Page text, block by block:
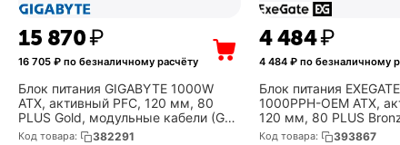
15 870₽
16 705 ₽ по безналичному расчёту
Блок питания GIGABYTE 1000W
ATX, активный PFC, 120 мм, 80
PLUS Gold, модульные кабели (GP-
UD1000GM PG5)
Код товара: 382291
4 484₽
4 484₽ по безналичному
Блок питания
1000PPH-OEM ATX,
120 мм, 80 PLUS
(EX292157RUS-OEM-S)
Код товара: 393867